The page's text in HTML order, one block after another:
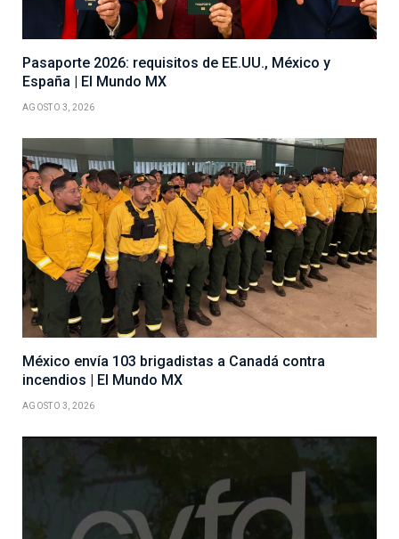
Pasaporte 2026: requisitos de EE.UU., México y
España | El Mundo MX
AGOSTO 3, 2026
México envía 103 brigadistas a Canadá contra
incendios | El Mundo MX
AGOSTO 3, 2026